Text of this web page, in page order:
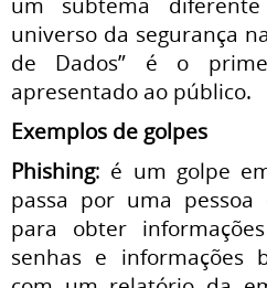
universo da segurança
de Dados” é o
apresentado ao público.
Exemplos de golpes
Phishing: é um golpe
passa por uma pessoa
para obter
senhas e informações